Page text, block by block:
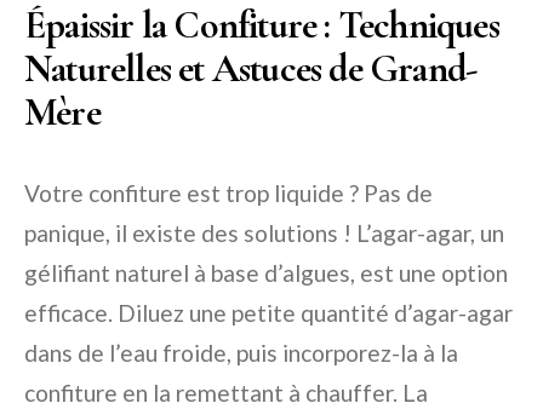
Épaissir la Confiture : Techniques
Naturelles et Astuces de Grand-
Mère
Votre confiture est trop liquide ? Pas de
panique, il existe des solutions ! L’agar-agar, un
gélifiant naturel à base d’algues, est une option
efficace. Diluez une petite quantité d’agar-agar
dans de l’eau froide, puis incorporez-la à la
confiture en la remettant à chauffer. La